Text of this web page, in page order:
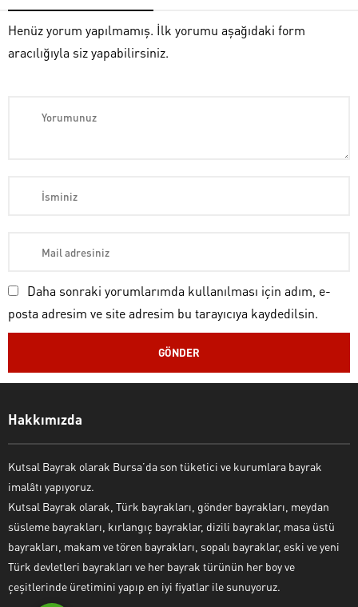
Henüz yorum yapılmamış. İlk yorumu aşağıdaki form
aracılığıyla siz yapabilirsiniz.
Daha sonraki yorumlarımda kullanılması için adım, e-
posta adresim ve site adresim bu tarayıcıya kaydedilsin.
Hakkımızda
Kutsal Bayrak olarak Bursa’da son tüketici ve kurumlara bayrak
imalâtı yapıyoruz.
Kutsal Bayrak olarak, Türk bayrakları, gönder bayrakları, meydan
süsleme bayrakları, kırlangıç bayraklar, dizili bayraklar, masa üstü
bayrakları, makam ve tören bayrakları, sopalı bayraklar, eski ve yeni
Türk devletleri bayrakları ve her bayrak türünün her boy ve
çeşitlerinde üretimini yapıp en iyi fiyatlar ile sunuyoruz.
Cevap Yaz